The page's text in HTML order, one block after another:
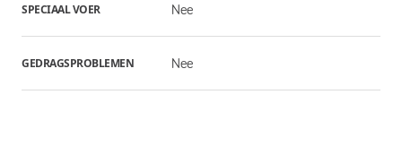
SPECIAAL VOER Nee
GEDRAGSPROBLEMEN Nee